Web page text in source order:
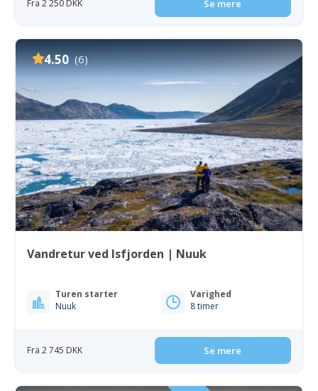
Fra 2 250 DKK Se mere
4.50 (6)
Vandretur ved Isfjorden | Nuuk
Turen starter
Nuuk
Varighed
8 timer
Fra 2 745 DKK Se mere